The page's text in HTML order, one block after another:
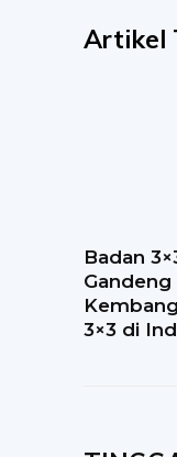
Artikel
Badan
3×3 di